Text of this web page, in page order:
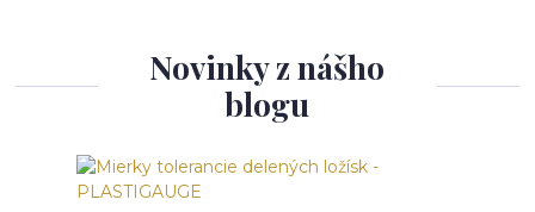
Novinky z nášho
blogu